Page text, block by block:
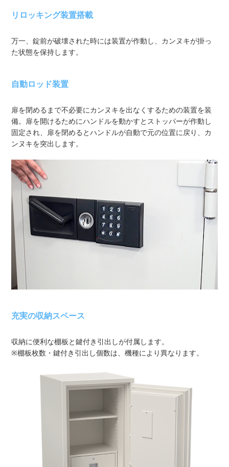
リロッキング装置搭載
万一、錠前が破壊された時には装置が作動し、カンヌキが掛っ
た状態を保持します。
自動ロッド装置
扉を閉めるまで不必要にカンヌキを出なくするための装置を装
備。扉を開けるためにハンドルを動かすとストッパーが作動し
固定され、扉を閉めるとハンドルが自動で元の位置に戻り、カ
ンヌキを突出します。
充実の収納スペース
収納に便利な棚板と鍵付き引出しが付属します。
※棚板枚数・鍵付き引出し個数は、機種により異なります。